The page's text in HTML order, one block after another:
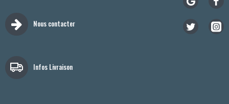
Nous contacter
Infos Livraison